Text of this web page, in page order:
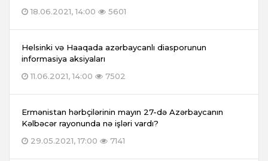
18.06.2021, 14:00
5601
Helsinki və Haaqada azərbaycanlı diasporunun
informasiya aksiyaları
11.06.2021, 14:00
7502
Ermənistan hərbçilərinin mayın 27-də Azərbaycanın
Kəlbəcər rayonunda nə işləri vardı?
29.05.2021, 17:00
7141